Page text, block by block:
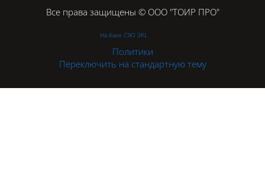
Все права защищены © ООО "ТОИР ПРО"
На базе СЭО 3KL
Политики
Переключить на стандартную тему